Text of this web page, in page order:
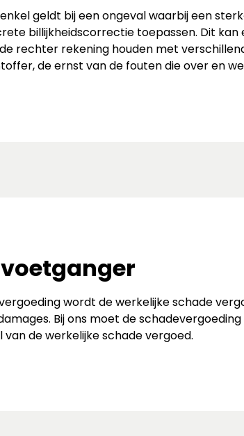
geldt bij een ongeval waarbij een
billijkheidscorrectie toepassen. Dit
rechter rekening houden met
de ernst van de fouten die over en
wordt de werkelijke schade
Bij ons moet de
de werkelijke schade vergoed.